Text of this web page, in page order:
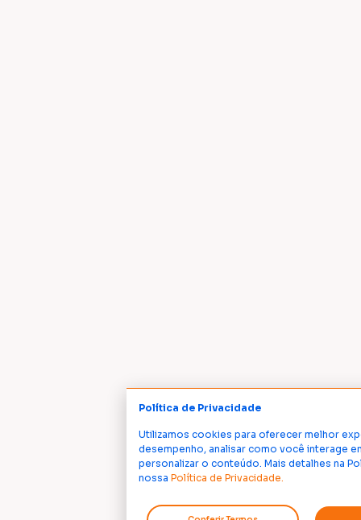
Política de Privacidade
Utilizamos cookies para oferecer melhor
desempenho, analisar como você interage
personalizar o conteúdo. Mais detalhes na
nossa Política de Privacidade.